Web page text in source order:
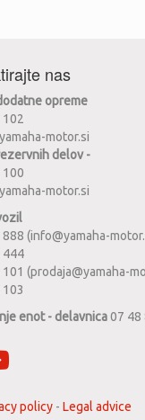
nas
opreme
102
motor.si
delov -
100
motor.si
(info@yamaha-
444
(prodaja@yamaha-
enot - delavnica07 48
policy - Legal advice